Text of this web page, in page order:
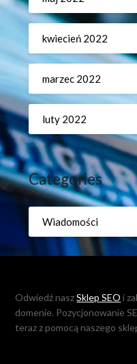
kwiecień 2022
marzec 2022
luty 2022
Categories
Wiadomości
Odwiedź naszSklep SEO i
domenie. Pozycjonowanie
teraz z pomocą naszego